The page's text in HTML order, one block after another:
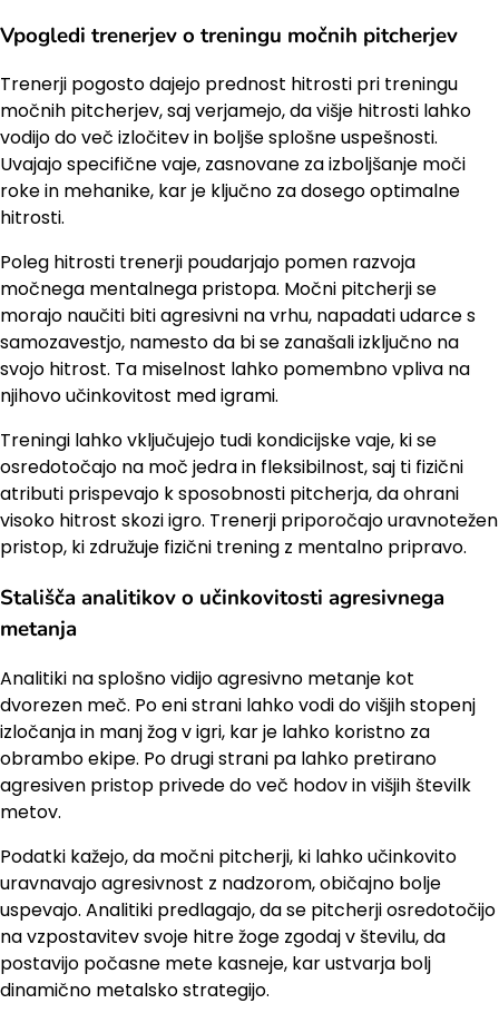
Vpogledi trenerjev o treningu močnih pitcherjev
Trenerji pogosto dajejo prednost hitrosti pri treningu
močnih pitcherjev, saj verjamejo, da višje hitrosti lahko
vodijo do več izločitev in boljše splošne uspešnosti.
Uvajajo specifične vaje, zasnovane za izboljšanje moči
roke in mehanike, kar je ključno za dosego optimalne
hitrosti.
Poleg hitrosti trenerji poudarjajo pomen razvoja
močnega mentalnega pristopa. Močni pitcherji se
morajo naučiti biti agresivni na vrhu, napadati udarce s
samozavestjo, namesto da bi se zanašali izključno na
svojo hitrost. Ta miselnost lahko pomembno vpliva na
njihovo učinkovitost med igrami.
Treningi lahko vključujejo tudi kondicijske vaje, ki se
osredotočajo na moč jedra in fleksibilnost, saj ti fizični
atributi prispevajo k sposobnosti pitcherja, da ohrani
visoko hitrost skozi igro. Trenerji priporočajo uravnotežen
pristop, ki združuje fizični trening z mentalno pripravo.
Stališča analitikov o učinkovitosti agresivnega
metanja
Analitiki na splošno vidijo agresivno metanje kot
dvorezen meč. Po eni strani lahko vodi do višjih stopenj
izločanja in manj žog v igri, kar je lahko koristno za
obrambo ekipe. Po drugi strani pa lahko pretirano
agresiven pristop privede do več hodov in višjih številk
metov.
Podatki kažejo, da močni pitcherji, ki lahko učinkovito
uravnavajo agresivnost z nadzorom, običajno bolje
uspevajo. Analitiki predlagajo, da se pitcherji osredotočijo
na vzpostavitev svoje hitre žoge zgodaj v številu, da
postavijo počasne mete kasneje, kar ustvarja bolj
dinamično metalsko strategijo.